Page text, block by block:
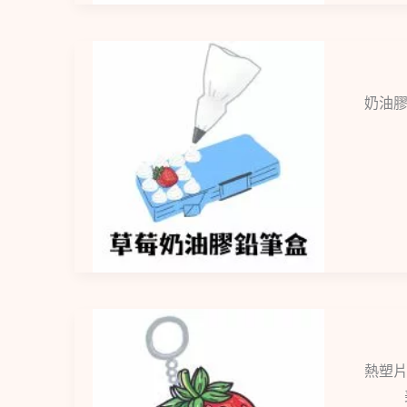
奶油
熱塑